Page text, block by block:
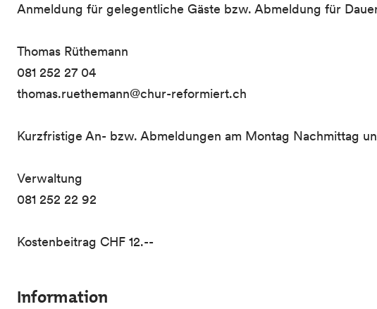
Anmeldung für gelegentliche Gäste bzw. Abmeldung für
Thomas Rüthemann
081 252 27 04
thomas.ruethemann@chur-reformiert.ch
Kurzfristige An- bzw. Abmeldungen am Montag Nachmittag
Verwaltung
081 252 22 92
Kostenbeitrag CHF 12.--
Information